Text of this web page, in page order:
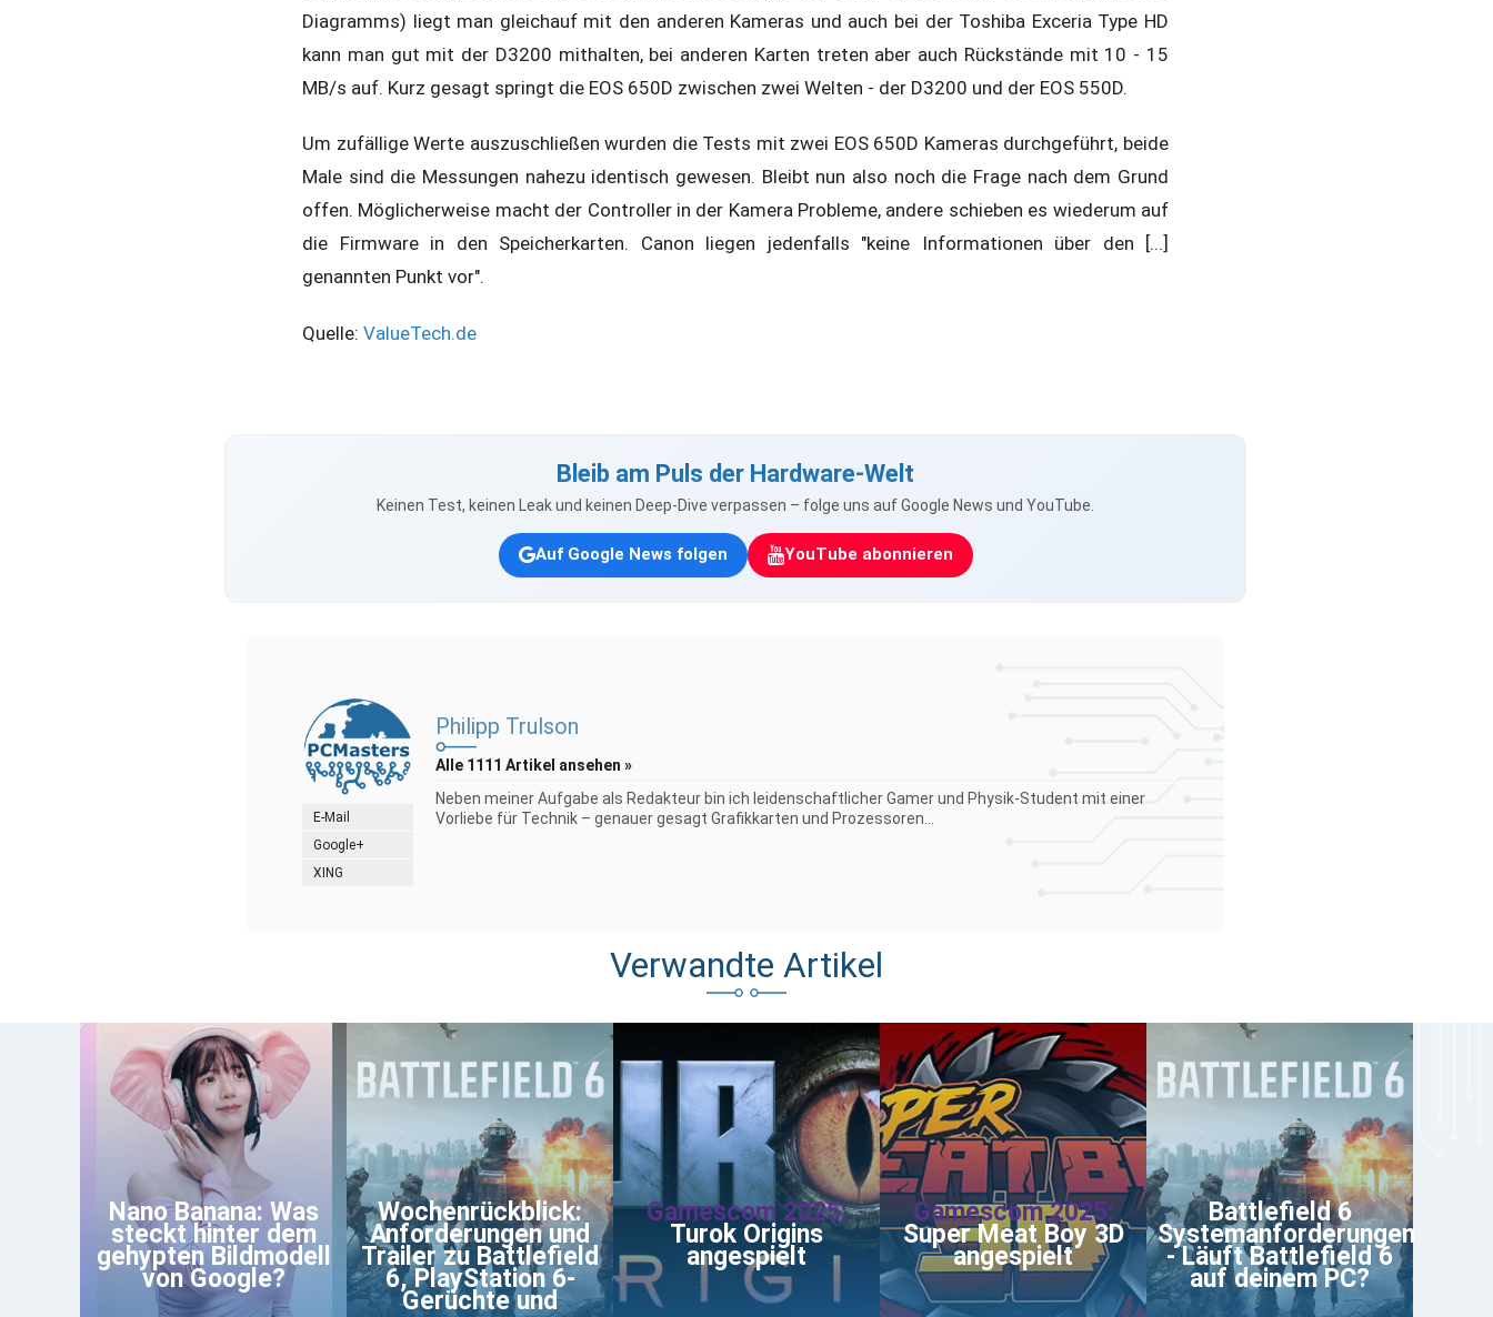
Diagramms) liegt man gleichauf mit den anderen Kameras und auch bei der Toshiba Exceria Type HD
kann man gut mit der D3200 mithalten, bei anderen Karten treten aber auch Rückstände mit 10 - 15
MB/s auf. Kurz gesagt springt die EOS 650D zwischen zwei Welten - der D3200 und der EOS 550D.
Um zufällige Werte auszuschließen wurden die Tests mit zwei EOS 650D Kameras durchgeführt, beide
Male sind die Messungen nahezu identisch gewesen. Bleibt nun also noch die Frage nach dem Grund
offen. Möglicherweise macht der Controller in der Kamera Probleme, andere schieben es wiederum auf
die Firmware in den Speicherkarten. Canon liegen jedenfalls "keine Informationen über den [...]
genannten Punkt vor".
Quelle: ValueTech.de
Bleib am Puls der Hardware-Welt
Keinen Test, keinen Leak und keinen Deep-Dive verpassen – folge uns auf Google News und YouTube.
Auf Google News folgen YouTube abonnieren
E-Mail
Google+
XING
Philipp Trulson
Alle 1111 Artikel ansehen »
Neben meiner Aufgabe als Redakteur bin ich leidenschaftlicher Gamer und Physik-Student mit einer
Vorliebe für Technik – genauer gesagt Grafikkarten und Prozessoren...
Verwandte Artikel
Nano Banana: Was
steckt hinter dem
gehypten Bildmodell
von Google?
Wochenrückblick:
Anforderungen und
Trailer zu Battlefield
6, PlayStation 6-
Gerüchte und
Gamescom 2025:
Turok Origins
angespielt
Gamescom 2025:
Super Meat Boy 3D
angespielt
Battlefield 6
Systemanforderungen
- Läuft Battlefield 6
auf deinem PC?